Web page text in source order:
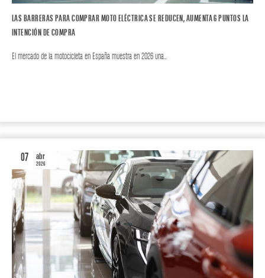
LAS BARRERAS PARA COMPRAR MOTO ELÉCTRICA SE REDUCEN, AUMENTA 6 PUNTOS LA
INTENCIÓN DE COMPRA
El mercado de la motocicleta en España muestra en 2026 una…
07 abr
2026